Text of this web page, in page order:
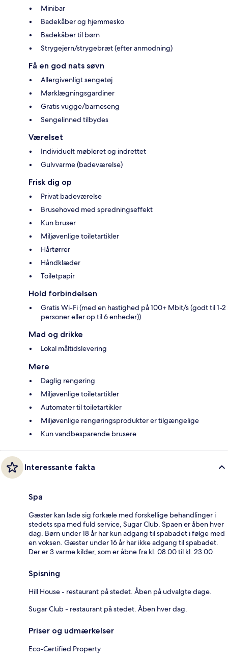
Minibar
Badekåber og hjemmesko
Badekåber til børn
Strygejern/strygebræt (efter anmodning)
Få en god nats søvn
Allergivenligt sengetøj
Mørklægningsgardiner
Gratis vugge/barneseng
Sengelinned tilbydes
Værelset
Individuelt møbleret og indrettet
Gulvvarme (badeværelse)
Frisk dig op
Privat badeværelse
Brusehoved med spredningseffekt
Kun bruser
Miljøvenlige toiletartikler
Hårtørrer
Håndklæder
Toiletpapir
Hold forbindelsen
Gratis Wi-Fi (med en hastighed på 100+ Mbit/s (godt til 1-2
personer eller op til 6 enheder))
Mad og drikke
Lokal måltidslevering
Mere
Daglig rengøring
Miljøvenlige toiletartikler
Automater til toiletartikler
Miljøvenlige rengøringsprodukter er tilgængelige
Kun vandbesparende brusere
Interessante fakta
Spa
Gæster kan lade sig forkæle med forskellige behandlinger i
stedets spa med fuld service, Sugar Club. Spaen er åben hver
dag. Børn under 18 år har kun adgang til spabadet i følge med
en voksen. Gæster under 16 år har ikke adgang til spabadet.
Der er 3 varme kilder, som er åbne fra kl. 08.00 til kl. 23.00.
Spisning
Hill House - restaurant på stedet. Åben på udvalgte dage.
Sugar Club - restaurant på stedet. Åben hver dag.
Priser og udmærkelser
Eco-Certified Property